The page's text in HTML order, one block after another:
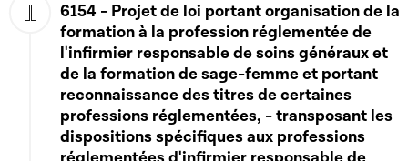
6154 - Projet de loi portant organisation de la
formation à la profession réglementée de
l'infirmier responsable de soins généraux et
de la formation de sage-femme et portant
reconnaissance des titres de certaines
professions réglementées, - transposant les
dispositions spécifiques aux professions